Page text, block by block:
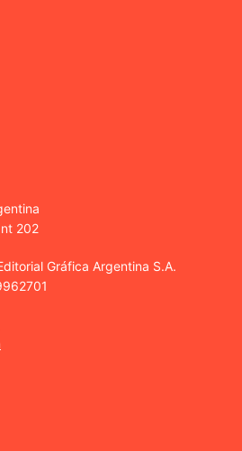
202
Gráfica Argentina S.A.